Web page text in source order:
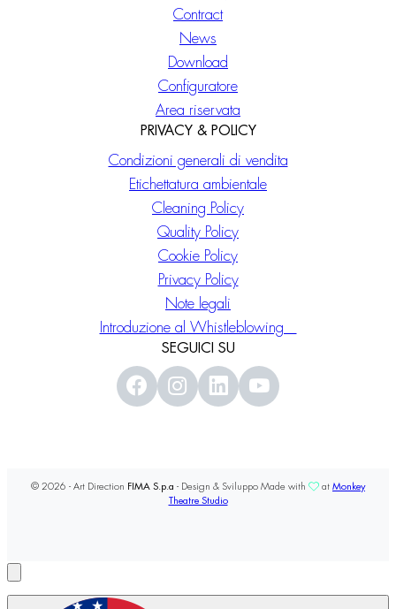
Contract
News
Download
Configuratore
Area riservata
PRIVACY & POLICY
Condizioni generali di vendita
Etichettatura ambientale
Cleaning Policy
Quality Policy
Cookie Policy
Privacy Policy
Note legali
Introduzione al Whistleblowing
SEGUICI SU
© 2026 - Art Direction FIMA S.p.a - Design & Sviluppo Made with at Monkey
Theatre Studio